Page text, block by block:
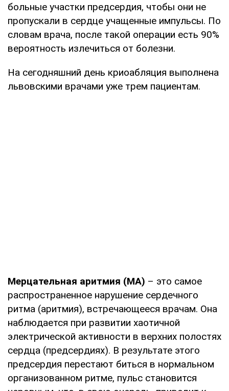
больные участки предсердия, чтобы они не
пропускали в сердце учащенные импульсы. По
словам врача, после такой операции есть 90%
вероятность излечиться от болезни.
На сегодняшний день криоабляция выполнена
львовскими врачами уже трем пациентам.
Мерцательная аритмия (МА) – это самое
распространенное нарушение сердечного
ритма (аритмия), встречающееся врачам. Она
наблюдается при развитии хаотичной
электрической активности в верхних полостях
сердца (предсердиях). В результате этого
предсердия перестают биться в нормальном
организованном ритме, пульс становится